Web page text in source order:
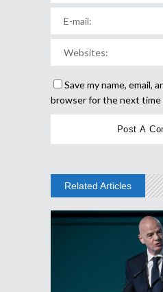
Save my name, email,
browser for the next time
Related Articles